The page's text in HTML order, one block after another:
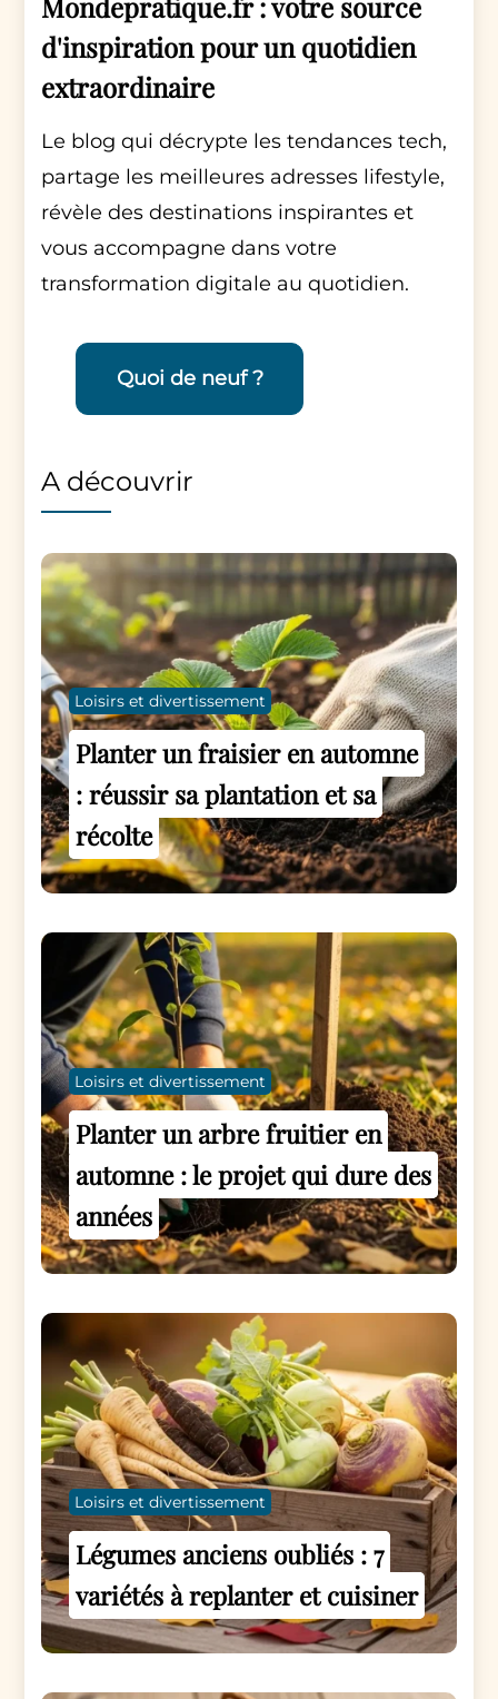
d'inspiration pour un quotidien
extraordinaire
Le blog qui décrypte les tendances tech,
partage les meilleures adresses lifestyle,
révèle des destinations inspirantes et
vous accompagne dans votre
transformation digitale au quotidien.
Quoi de neuf ?
A découvrir
Loisirs et divertissement
Planter un fraisier en automne
: réussir sa plantation et sa
récolte
Loisirs et divertissement
Planter un arbre fruitier en
automne : le projet qui dure des
années
Loisirs et divertissement
Légumes anciens oubliés : 7
variétés à replanter et cuisiner